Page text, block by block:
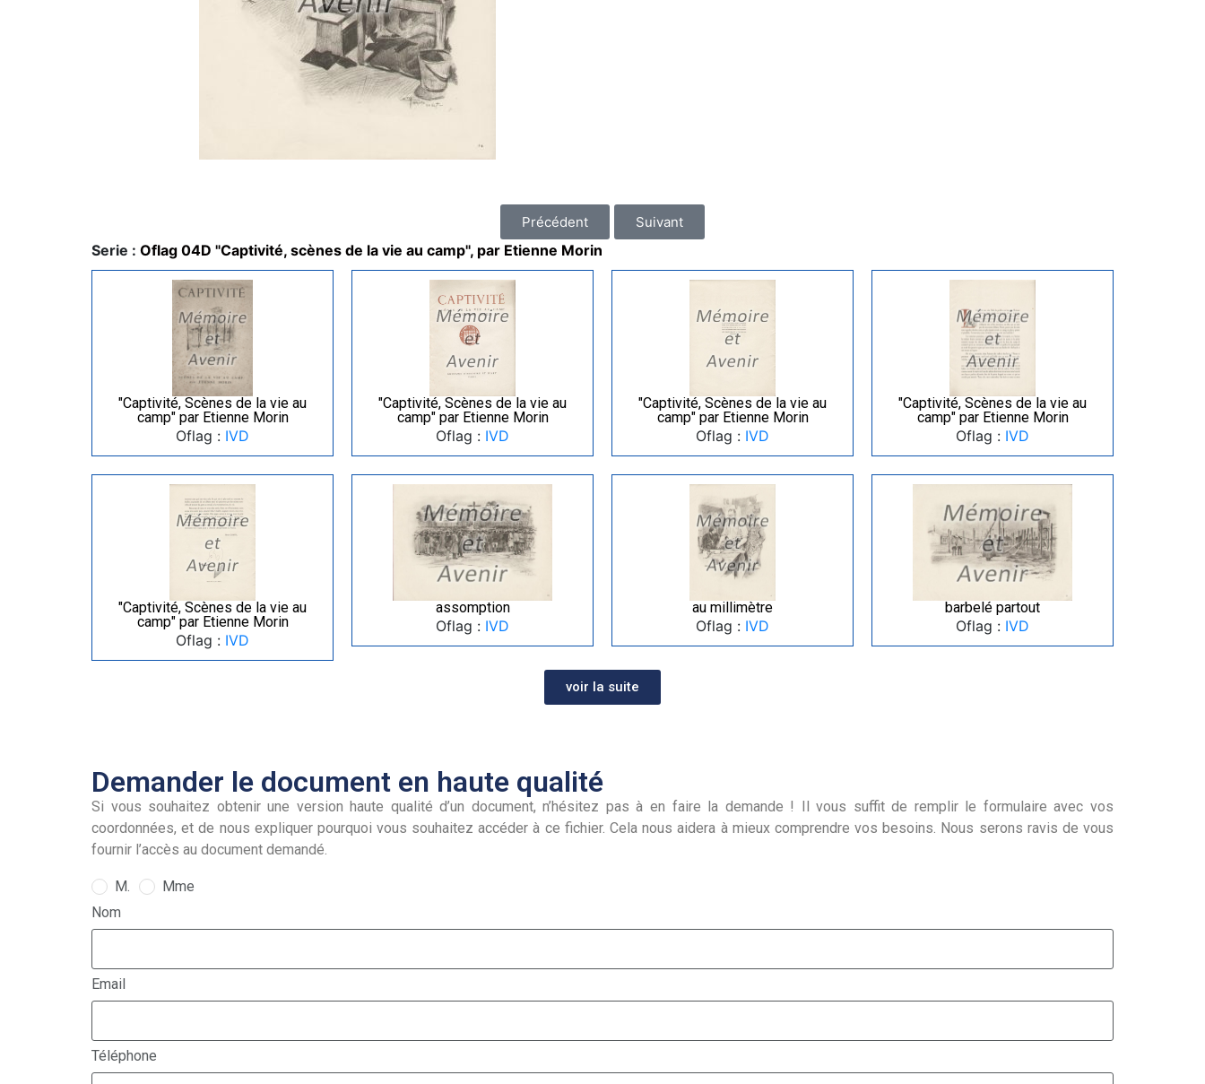
Précédent Suivant
Serie : Oflag 04D "Captivité, scènes de la vie au camp", par Etienne Morin
"Captivité, Scènes de la vie au
camp" par Etienne Morin
Oflag : IVD
"Captivité, Scènes de la vie au
camp" par Etienne Morin
Oflag : IVD
"Captivité, Scènes de la vie au
camp" par Etienne Morin
Oflag : IVD
"Captivité, Scènes de la vie au
camp" par Etienne Morin
Oflag : IVD
"Captivité, Scènes de la vie au
camp" par Etienne Morin
Oflag : IVD
assomption
Oflag : IVD
au millimètre
Oflag : IVD
barbelé partout
Oflag : IVD
voir la suite
Demander le document en haute qualité
Si vous souhaitez obtenir une version haute qualité d’un document, n’hésitez pas à en faire la demande ! Il vous suffit de remplir le formulaire avec vos
coordonnées, et de nous expliquer pourquoi vous souhaitez accéder à ce fichier. Cela nous aidera à mieux comprendre vos besoins. Nous serons ravis de vous
fournir l’accès au document demandé.
M.
Mme
Nom
Email
Téléphone